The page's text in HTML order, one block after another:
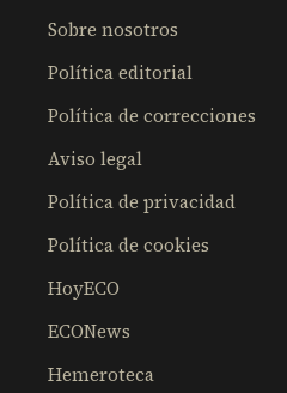
Sobre nosotros
Política editorial
Política de correcciones
Aviso legal
Política de privacidad
Política de cookies
HoyECO
ECONews
Hemeroteca